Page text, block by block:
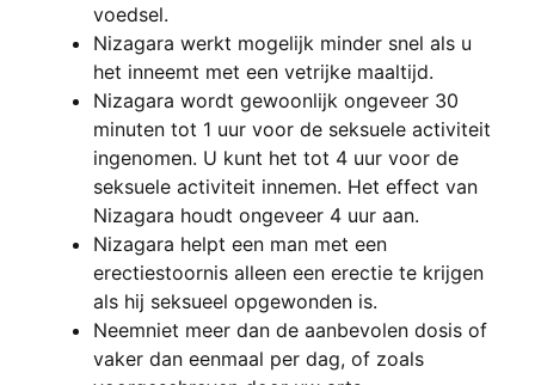
voedsel.
Nizagara werkt mogelijk minder snel als u
het inneemt met een vetrijke maaltijd.
Nizagara wordt gewoonlijk ongeveer 30
minuten tot 1 uur voor de seksuele activiteit
ingenomen. U kunt het tot 4 uur voor de
seksuele activiteit innemen. Het effect van
Nizagara houdt ongeveer 4 uur aan.
Nizagara helpt een man met een
erectiestoornis alleen een erectie te krijgen
als hij seksueel opgewonden is.
Neemniet meer dan de aanbevolen dosis of
vaker dan eenmaal per dag, of zoals